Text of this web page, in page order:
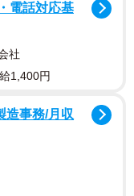
で暮らしている
失った気持ちにな
ときは火葬をして
か。
電話対応基
社
1,400円
造事務/月収